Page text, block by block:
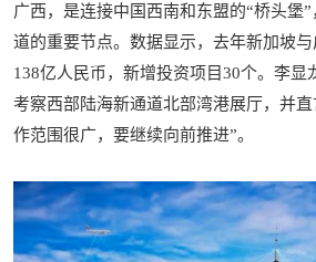
广西，是连接中国西南和东盟的“桥头堡
道的重要节点。数据显示，去年新加坡
138亿人民币，新增投资项目30个。李显
考察西部陆海新通道北部湾港展厅，并
作范围很广，要继续向前推进”。